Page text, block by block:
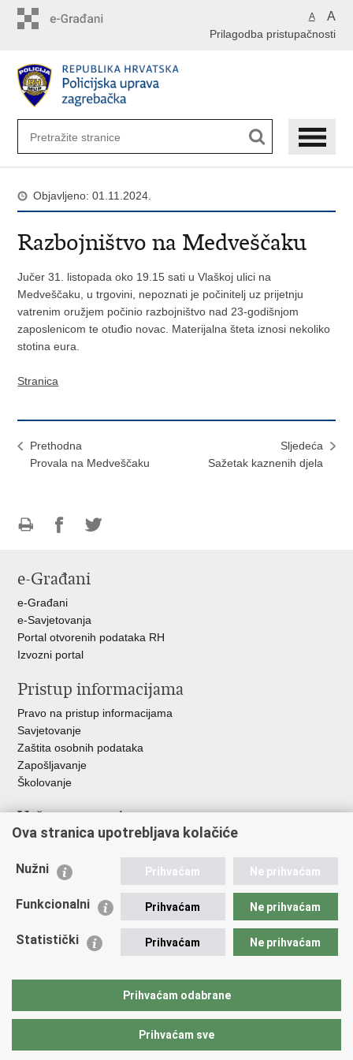
A A
Prilagodba pristupačnosti
Objavljeno: 01.11.2024.
Razbojništvo na Medveščaku
Jučer 31. listopada oko 19.15 sati u Vlaškoj ulici na
Medveščaku, u trgovini, nepoznati je počinitelj uz prijetnju
vatrenim oružjem počinio razbojništvo nad 23-godišnjom
zaposlenicom te otuđio novac. Materijalna šteta iznosi nekoliko
stotina eura.
Stranica
Prethodna
Provala na Medveščaku
Sljedeća
Sažetak kaznenih djela
FacebookuTwitteru
e-Građani
e-Građani
e-Savjetovanja
Portal otvorenih podataka RH
Izvozni portal
Pristup informacijama
Pravo na pristup informacijama
Savjetovanje
Zaštita osobnih podataka
Zapošljavanje
Školovanje
Važne poveznice
Ministarstvo unutarnjih poslova
Udruge
Policijska akademija
Zaklada policijske solidarnosti
Vučetić"
Ova stranica upotrebljava kolačiće
Nužni Prihvaćam Ne prihvaćam
Funkcionalni Prihvaćam Ne prihvaćam
Statistički Prihvaćam Ne prihvaćam
Prihvaćam odabrane
Prihvaćam sve